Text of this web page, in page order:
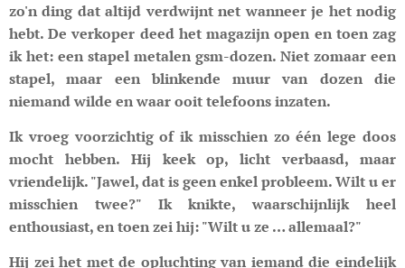
zo'n ding dat altijd verdwijnt net wanneer je het nodig
hebt. De verkoper deed het magazijn open en toen zag
ik het: een stapel metalen gsm-dozen. Niet zomaar een
stapel, maar een blinkende muur van dozen die
niemand wilde en waar ooit telefoons inzaten.
Ik vroeg voorzichtig of ik misschien zo één lege doos
mocht hebben. Hij keek op, licht verbaasd, maar
vriendelijk. "Jawel, dat is geen enkel probleem. Wilt u er
misschien twee?" Ik knikte, waarschijnlijk heel
enthousiast, en toen zei hij: "Wilt u ze … allemaal?"
Hij zei het met de opluchting van iemand die eindelijk